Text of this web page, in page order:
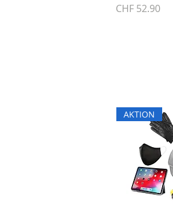
Preis
CHF 52.90
AKTION